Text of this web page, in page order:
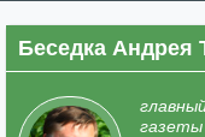
декабрь
Беседка Андрея